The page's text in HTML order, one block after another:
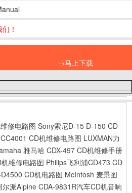
！
→马上下载
修电路图 Sony索尼D-15 D-150 CD
CD机维修电路图 LUXMAN力
雅马哈 CDX-497 CD机维修手册
维修电路图 Philips飞利浦CD473 CD
CD机电路图 McIntosh 麦景图
尔派Alpine CDA-9831R汽车CD机音响